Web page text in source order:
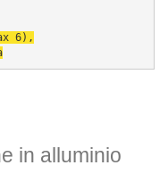
6),
in alluminio